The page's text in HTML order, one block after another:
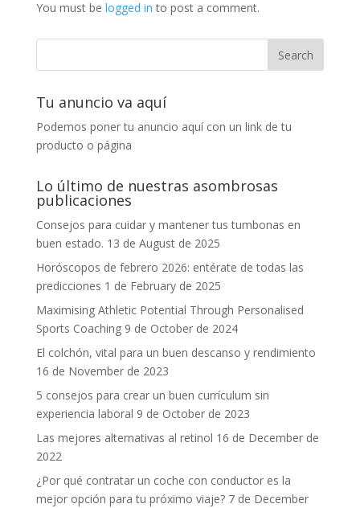
You must be logged in to post a comment.
Tu anuncio va aquí
Podemos poner tu anuncio aquí con un link de tu
producto o página
Lo último de nuestras asombrosas
publicaciones
Consejos para cuidar y mantener tus tumbonas en
buen estado. 13 de August de 2025
Horóscopos de febrero 2026: entérate de todas las
predicciones 1 de February de 2025
Maximising Athletic Potential Through Personalised
Sports Coaching 9 de October de 2024
El colchón, vital para un buen descanso y rendimiento
16 de November de 2023
5 consejos para crear un buen currículum sin
experiencia laboral 9 de October de 2023
Las mejores alternativas al retinol 16 de December de
2022
¿Por qué contratar un coche con conductor es la
mejor opción para tu próximo viaje? 7 de December